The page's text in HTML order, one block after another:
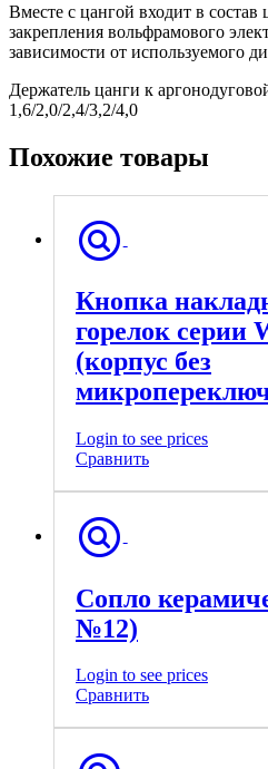
Вместе с цангой входит в состав
закрепления вольфрамового
зависимости от используемого
Держатель цанги к
1,6/2,0/2,4/3,2/4,0
Похожие товары
Кнопка
горелок серии
(корпус без
Login to see prices
Сравнить
Сопло
№12)
Login to see prices
Сравнить